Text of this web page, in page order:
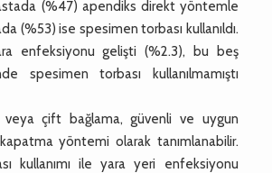
(%47) apendiks direkt yöntemle
(%53) ise spesimen torbası kullanıldı.
enfeksiyonu gelişti (%2.3), bu beş
spesimen torbası kullanılmamıştı
veya çift bağlama, güvenli ve uygun
yöntemi olarak tanımlanabilir.
kullanımı ile yara yeri enfeksiyonu